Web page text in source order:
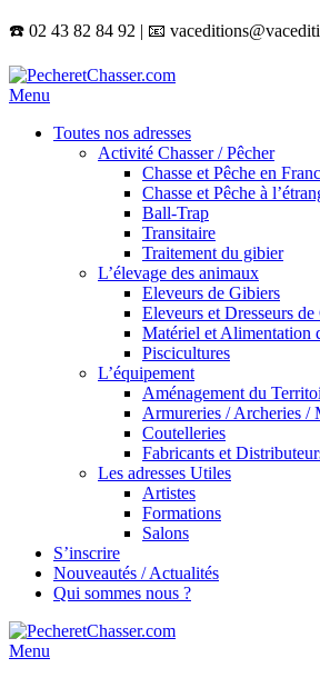
☎️ 02 43 82 84 92 | 📧
Menu
Toutes nos adresses
Activité Chasser / Pêcher
Chasse et Pêche en
Chasse et Pêche à
Ball-Trap
Transitaire
Traitement du gibier
L’élevage des animaux
Eleveurs de Gibiers
Eleveurs et Dresseurs de
Matériel et Alimentation
Piscicultures
L’équipement
Aménagement du
Armureries / Archeries /
Coutelleries
Fabricants et
Les adresses Utiles
Artistes
Formations
Salons
S’inscrire
Nouveautés / Actualités
Qui sommes nous ?
Menu